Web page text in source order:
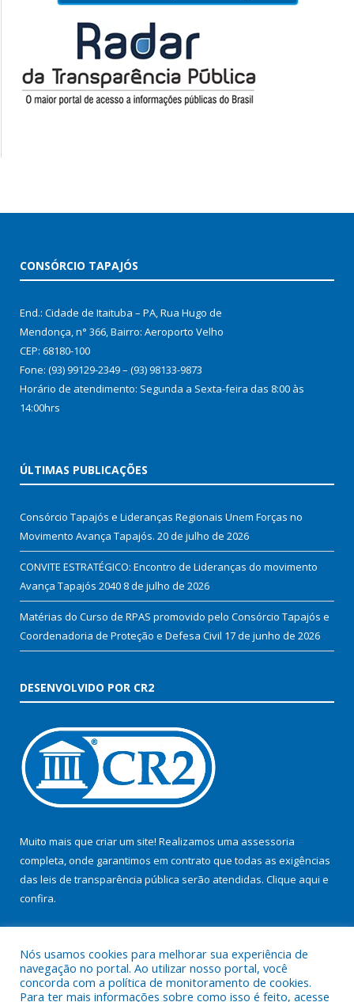
CONSÓRCIO TAPAJÓS
End.: Cidade de Itaituba – PA, Rua Hugo de
Mendonça, n° 366, Bairro: Aeroporto Velho
CEP: 68180-100
Fone: (93) 99129-2349 – (93) 98133-9873
Horário de atendimento: Segunda a Sexta-feira das 8:00 às
14:00hrs
ÚLTIMAS PUBLICAÇÕES
Consórcio Tapajós e Lideranças Regionais Unem Forças no
Movimento Avança Tapajós. 20 de julho de 2026
CONVITE ESTRATÉGICO: Encontro de Lideranças do movimento
Avança Tapajós 2040 8 de julho de 2026
Matérias do Curso de RPAS promovido pelo Consórcio Tapajós e
Coordenadoria de Proteção e Defesa Civil 17 de junho de 2026
DESENVOLVIDO POR CR2
Muito mais que criar um site! Realizamos uma assessoria
completa, onde garantimos em contrato que todas as exigências
das leis de transparência pública serão atendidas. Clique aqui e
confira.
Nós usamos cookies para melhorar sua experiência de
navegação no portal. Ao utilizar nosso portal, você
concorda com a política de monitoramento de cookies.
Para ter mais informações sobre como isso é feito, acesse